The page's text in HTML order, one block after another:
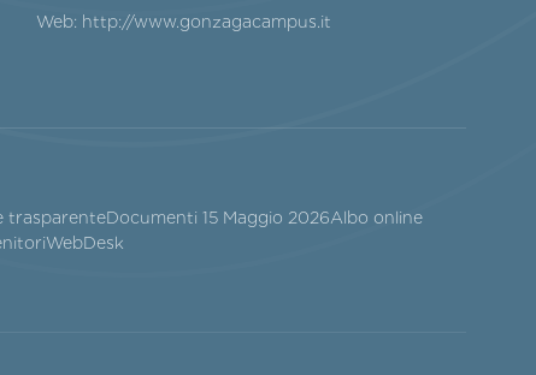
Web: http://www.gonzagacampus.it
trasparenteDocumenti 15 Maggio 2026Albo online
WebDesk